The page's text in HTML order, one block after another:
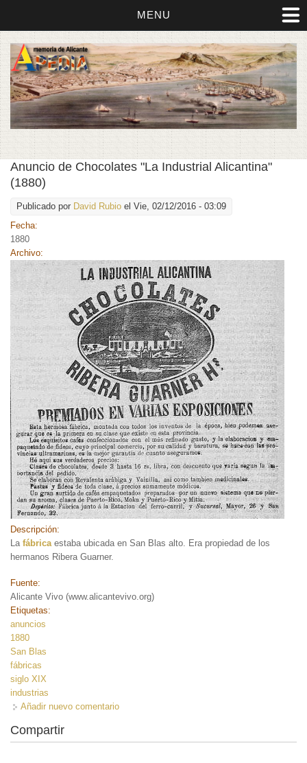
MENU
Anuncio de Chocolates "La Industrial Alicantina"
(1880)
Publicado por David Rubio el Vie, 02/12/2016 - 03:09
Fecha:
1880
Archivo:
Descripción:
La fábrica estaba ubicada en San Blas alto. Era propiedad de los
hermanos Ribera Guarner.
Fuente:
Alicante Vivo (www.alicantevivo.org)
Etiquetas:
anuncios
1880
San Blas
fábricas
siglo XIX
industrias
Añadir nuevo comentario
Compartir